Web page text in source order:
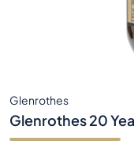
Glenrothes
Glenrothes 20